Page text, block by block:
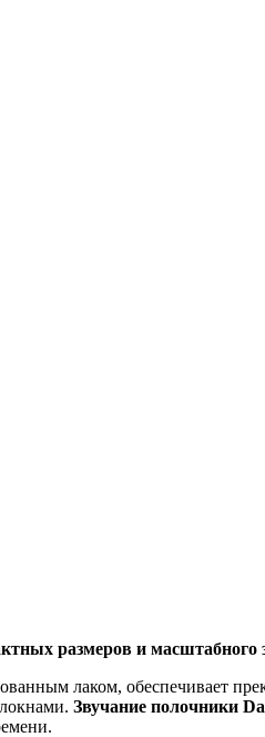
размеров и масштабного
лаком, обеспечивает
Звучание полочники